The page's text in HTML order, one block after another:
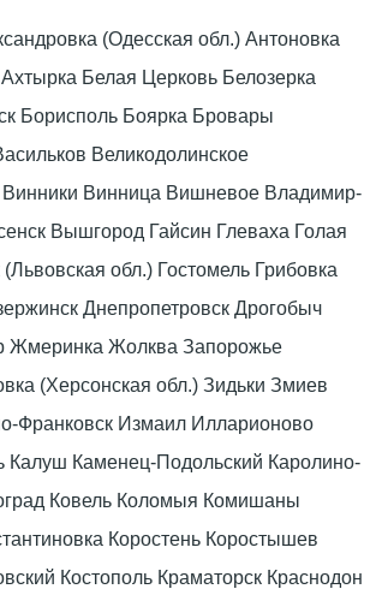
(Одесская обл.) Антоновка
Белая Церковь Белозерка
Борисполь Боярка Бровары
Великодолинское
Винники Винница Вишневое Владимир-
Вышгород Гайсин Глеваха Голая
обл.) Гостомель Грибовка
Днепропетровск Дрогобыч
Жмеринка Жолква Запорожье
(Херсонская обл.) Зидьки Змиев
Франковск Измаил Илларионово
Калуш Каменец-Подольский Каролино-
Ковель Коломыя Комишаны
Коростень Коростышев
Костополь Краматорск Краснодон